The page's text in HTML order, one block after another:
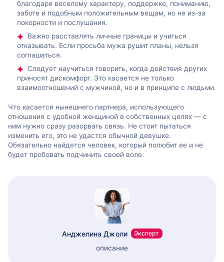
благодаря веселому характеру, поддержке, пониманию,
заботе и подобным положительным вещам, но не из-за
покорности и послушания.
Важно расставлять личные границы и учиться
отказывать. Если просьба мужа рушит планы, нельзя
соглашаться.
Следует научиться говорить, когда действия других
приносят дискомфорт. Это касается не только
взаимоотношений с мужчиной, но и в принципе с людьми.
Что касается нынешнего партнера, использующего
отношения с удобной женщиной в собственных целях — с
ним нужно сразу разорвать связь. Не стоит пытаться
изменить его, это не удастся обычной девушке.
Обязательно найдется человек, который полюбит ее и не
будет пробовать подчинить своей воле.
Анджелина Джоли Эксперт
описание